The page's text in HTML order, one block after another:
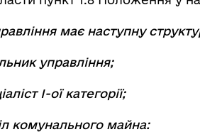
має наступну
управління;
І-ої категорії;
комунального майна: